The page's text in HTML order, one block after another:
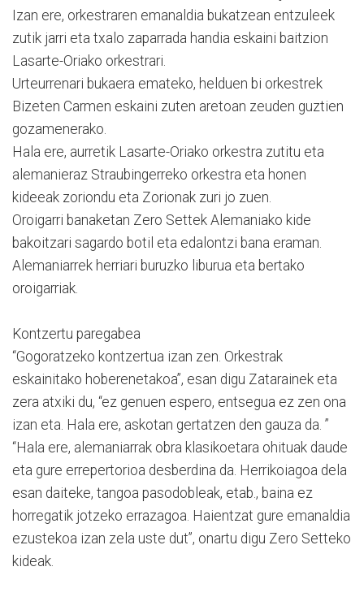
Izan ere, orkestraren emanaldia bukatzean entzuleek
zutik jarri eta txalo zaparrada handia eskaini baitzion
Lasarte-Oriako orkestrari.
Urteurrenari bukaera emateko, helduen bi orkestrek
Bizeten Carmen eskaini zuten aretoan zeuden guztien
gozamenerako.
Hala ere, aurretik Lasarte-Oriako orkestra zutitu eta
alemanieraz Straubingerreko orkestra eta honen
kideeak zoriondu eta Zorionak zuri jo zuen.
Oroigarri banaketan Zero Settek Alemaniako kide
bakoitzari sagardo botil eta edalontzi bana eraman.
Alemaniarrek herriari buruzko liburua eta bertako
oroigarriak.
Kontzertu paregabea
“Gogoratzeko kontzertua izan zen. Orkestrak
eskainitako hoberenetakoa”, esan digu Zatarainek eta
zera atxiki du, “ez genuen espero, entsegua ez zen ona
izan eta. Hala ere, askotan gertatzen den gauza da. ”
“Hala ere, alemaniarrak obra klasikoetara ohituak daude
eta gure errepertorioa desberdina da. Herrikoiagoa dela
esan daiteke, tangoa pasodobleak, etab., baina ez
horregatik jotzeko errazagoa. Haientzat gure emanaldia
ezustekoa izan zela uste dut”, onartu digu Zero Setteko
kideak.